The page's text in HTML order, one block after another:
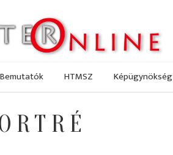
Bemutatók HTMSZ Képügynökség